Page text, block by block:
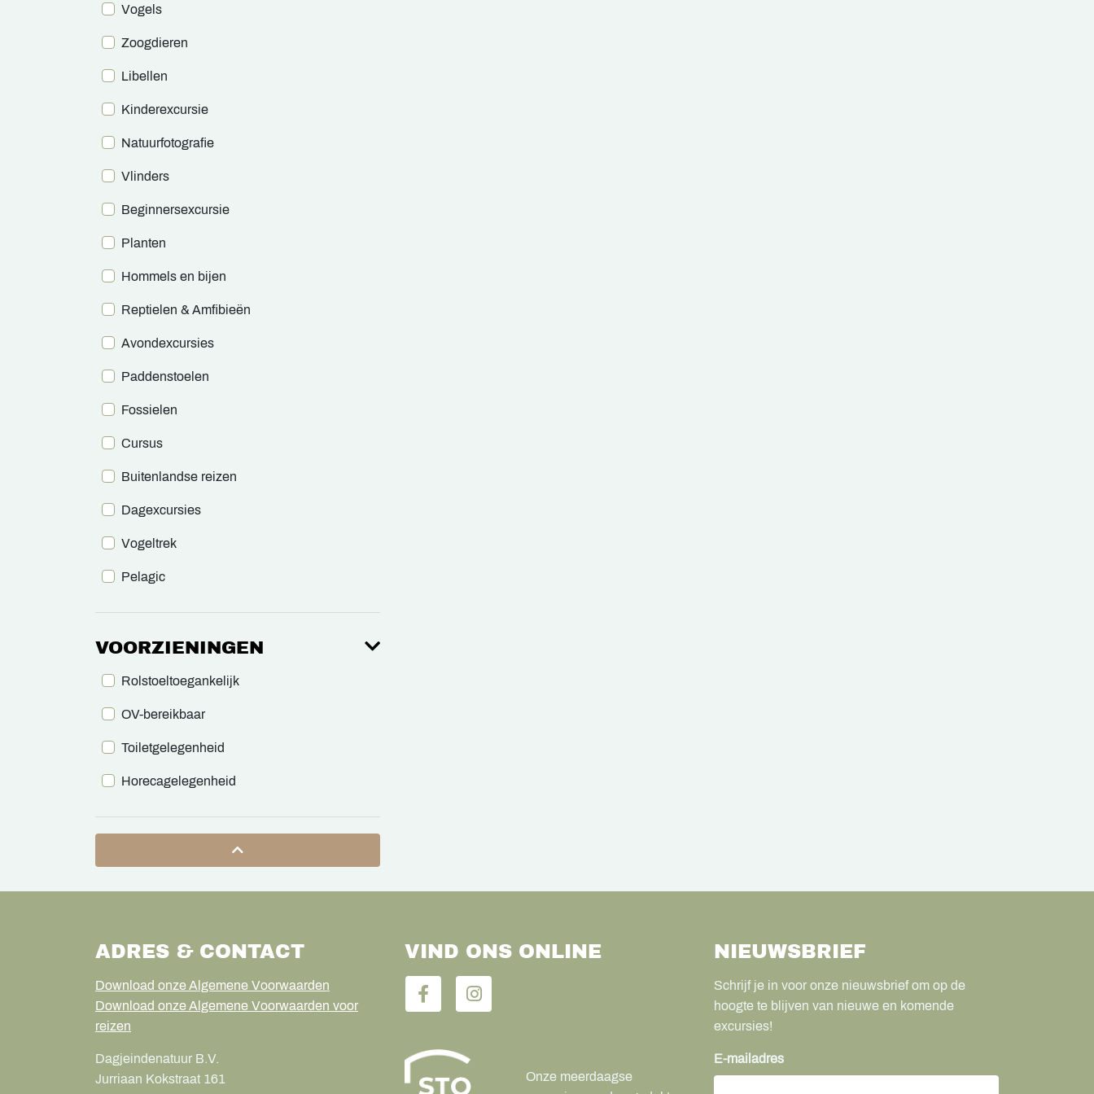
Vogels
Zoogdieren
Libellen
Kinderexcursie
Natuurfotografie
Vlinders
Beginnersexcursie
Planten
Hommels en bijen
Reptielen & Amfibieën
Avondexcursies
Paddenstoelen
Fossielen
Cursus
Buitenlandse reizen
Dagexcursies
Vogeltrek
Pelagic
VOORZIENINGEN
Rolstoeltoegankelijk
OV-bereikbaar
Toiletgelegenheid
Horecagelegenheid
ADRES & CONTACT
Download onze Algemene Voorwaarden
Download onze Algemene Voorwaarden voor
reizen
Dagjeindenatuur B.V.
Jurriaan Kokstraat 161
VIND ONS ONLINE
Onze meerdaagse
NIEUWSBRIEF
Schrijf je in voor onze nieuwsbrief om op de
hoogte te blijven van nieuwe en komende
excursies!
E-mailadres